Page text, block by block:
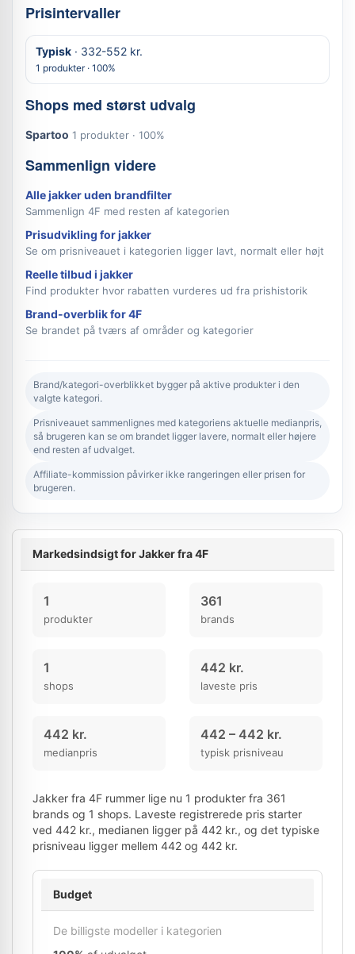
Prisintervaller
Typisk · 332-552 kr.
1 produkter · 100%
Shops med størst udvalg
Spartoo 1 produkter · 100%
Sammenlign videre
Alle jakker uden brandfilter
Sammenlign 4F med resten af kategorien
Prisudvikling for jakker
Se om prisniveauet i kategorien ligger lavt, normalt eller højt
Reelle tilbud i jakker
Find produkter hvor rabatten vurderes ud fra prishistorik
Brand-overblik for 4F
Se brandet på tværs af områder og kategorier
Brand/kategori-overblikket bygger på aktive produkter i den
valgte kategori.
Prisniveauet sammenlignes med kategoriens aktuelle medianpris,
så brugeren kan se om brandet ligger lavere, normalt eller højere
end resten af udvalget.
Affiliate-kommission påvirker ikke rangeringen eller prisen for
brugeren.
Markedsindsigt for Jakker fra 4F
1
produkter
361
brands
1
shops
442 kr.
laveste pris
442 kr.
medianpris
442 – 442 kr.
typisk prisniveau
Jakker fra 4F rummer lige nu 1 produkter fra 361
brands og 1 shops. Laveste registrerede pris starter
ved 442 kr., medianen ligger på 442 kr., og det typiske
prisniveau ligger mellem 442 og 442 kr.
Budget
De billigste modeller i kategorien